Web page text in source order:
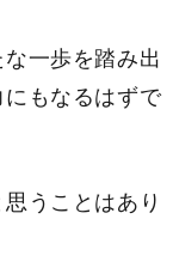
一歩を踏み出
もなるはずで
うことはあり